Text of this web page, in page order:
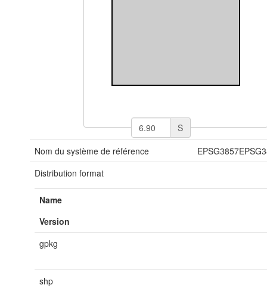
S
Nom du système de référence
Distribution format
Name
Version
gpkg
shp